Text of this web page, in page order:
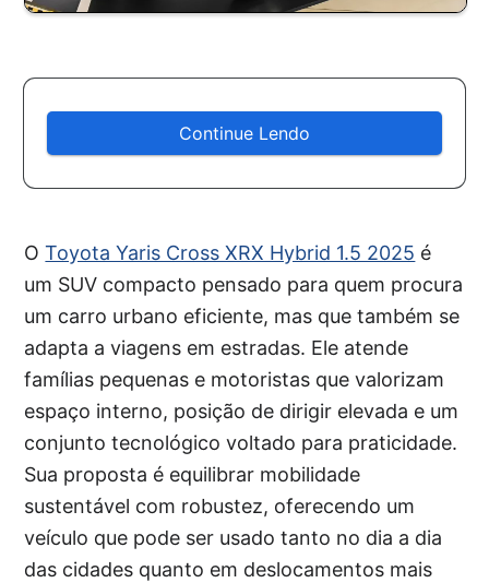
Continue Lendo
OToyota Yaris Cross XRX Hybrid 1.5 2025 é
um SUV compacto pensado para quem procura
um carro urbano eficiente, mas que também se
adapta a viagens em estradas. Ele atende
famílias pequenas e motoristas que valorizam
espaço interno, posição de dirigir elevada e um
conjunto tecnológico voltado para praticidade.
Sua proposta é equilibrar mobilidade
sustentável com robustez, oferecendo um
veículo que pode ser usado tanto no dia a dia
das cidades quanto em deslocamentos mais